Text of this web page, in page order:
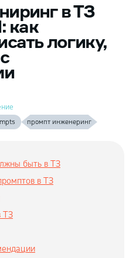
в ТЗ
как
логику,
промпт инженеринг
быть в ТЗ
в ТЗ
ТЗ